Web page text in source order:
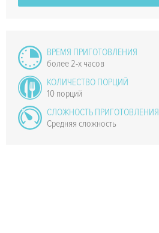
ВРЕМЯ ПРИГОТОВЛЕНИЯ
более 2-х часов
КОЛИЧЕСТВО ПОРЦИЙ
10 порций
СЛОЖНОСТЬ ПРИГОТОВЛЕНИЯ
Средняя сложность